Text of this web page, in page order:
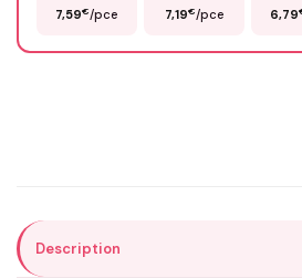
7,59€/pce 7,19€/pce 6,79
Description